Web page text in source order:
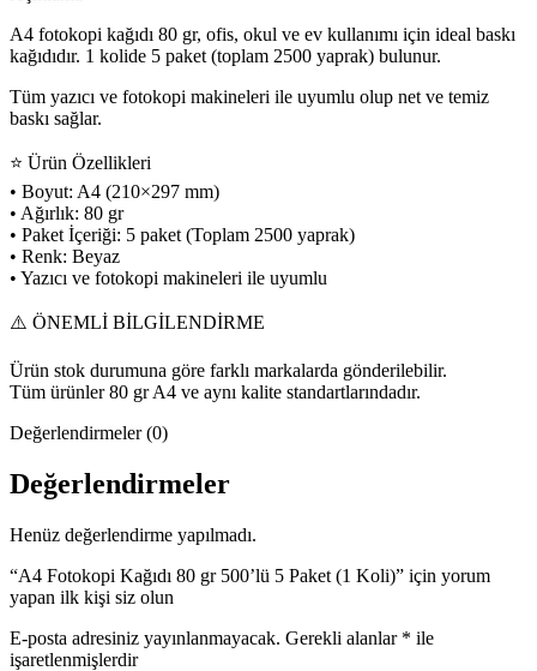
A4 fotokopi kağıdı 80 gr, ofis, okul ve ev kullanımı için ideal baskı
kağıdıdır. 1 kolide 5 paket (toplam 2500 yaprak) bulunur.
Tüm yazıcı ve fotokopi makineleri ile uyumlu olup net ve temiz
baskı sağlar.
⭐ Ürün Özellikleri
• Boyut: A4 (210×297 mm)
• Ağırlık: 80 gr
• Paket İçeriği: 5 paket (Toplam 2500 yaprak)
• Renk: Beyaz
• Yazıcı ve fotokopi makineleri ile uyumlu
⚠️ ÖNEMLİ BİLGİLENDİRME
Ürün stok durumuna göre farklı markalarda gönderilebilir.
Tüm ürünler 80 gr A4 ve aynı kalite standartlarındadır.
Değerlendirmeler (0)
Değerlendirmeler
Henüz değerlendirme yapılmadı.
“A4 Fotokopi Kağıdı 80 gr 500’lü 5 Paket (1 Koli)” için yorum
yapan ilk kişi siz olun
E-posta adresiniz yayınlanmayacak. Gerekli alanlar * ile
işaretlenmişlerdir